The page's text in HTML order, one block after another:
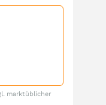
marktüblicher